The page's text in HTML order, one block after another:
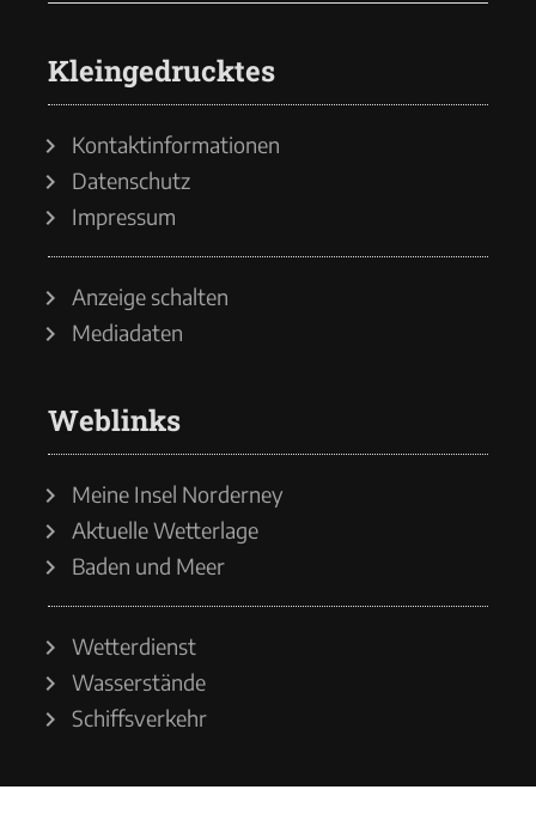
Kleingedrucktes
Kontaktinformationen
Datenschutz
Impressum
Anzeige schalten
Mediadaten
Weblinks
Meine Insel Norderney
Aktuelle Wetterlage
Baden und Meer
Wetterdienst
Wasserstände
Schiffsverkehr